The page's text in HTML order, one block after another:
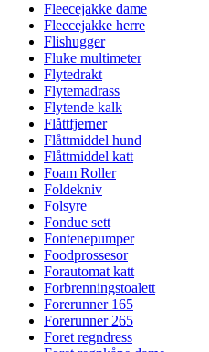
Fleecejakke dame
Fleecejakke herre
Flishugger
Fluke multimeter
Flytedrakt
Flytemadrass
Flytende kalk
Flåttfjerner
Flåttmiddel hund
Flåttmiddel katt
Foam Roller
Foldekniv
Folsyre
Fondue sett
Fontenepumper
Foodprossesor
Forautomat katt
Forbrenningstoalett
Forerunner 165
Forerunner 265
Foret regndress